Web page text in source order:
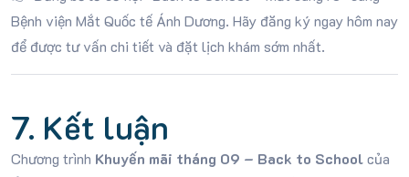
Bệnh viện Mắt Quốc tế Ánh Dương. Hãy đăng ký ngay hôm nay
để được tư vấn chi tiết và đặt lịch khám sớm nhất.
7. Kết luận
Chương trình Khuyến mãi tháng 09 – Back to Schoolcủa